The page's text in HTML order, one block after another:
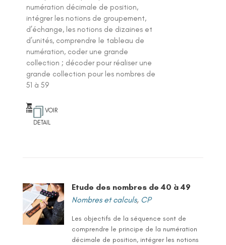
numération décimale de position,
intégrer les notions de groupement,
d’échange, les notions de dizaines et
d’unités, comprendre le tableau de
numération, coder une grande
collection ; décoder pour réaliser une
grande collection pour les nombres de
51 à 59
VOIR
DETAIL
Etude des nombres de 40 à 49
Nombres et calculs, CP
Les objectifs de la séquence sont de
comprendre le principe de la numération
décimale de position, intégrer les notions